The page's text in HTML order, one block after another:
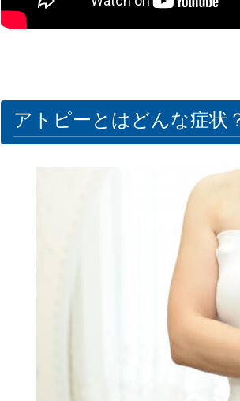
アトピーとはどんな症状